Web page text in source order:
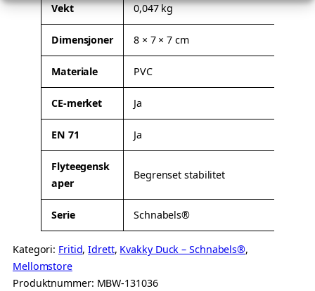
A
t
t
ri
b
u
t
e
e
d
i
Vekt 0,047 kg
Dimensjoner 8 × 7 × 7 cm
Materiale PVC
CE-merket Ja
EN 71 Ja
Flyteegensk
aper
Begrenset stabilitet
Serie Schnabels®
Kategori: Fritid, Idrett, Kvakky Duck – Schnabels®
Mellomstore
Produktnummer: MBW-131036